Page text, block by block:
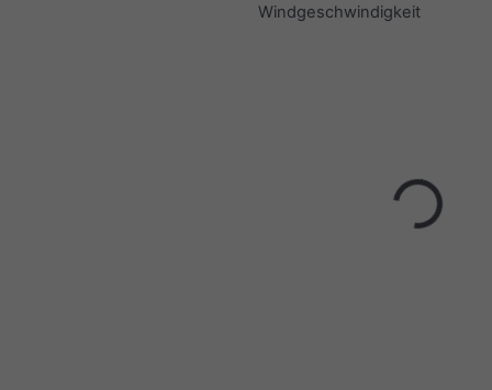
Windgeschwindigkeit